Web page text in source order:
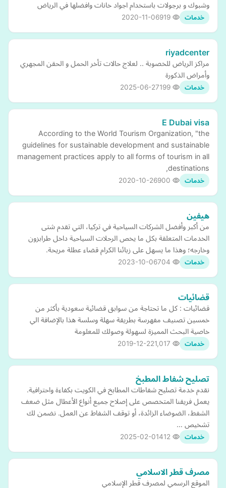
وشبوك و برجولات باستخدام اجواد خانات وافضلها في الرياض
خدمات 2020-11-06
riyadcenter
مراكز الرياض للخصوبة .. لعلاج حالات تأخر الحمل و الحقن المجهري
وأمراض الذكورة
خدمات 2025-06-27
E Dubai visa
According to the World Tourism Organization, "the
guidelines for sustainable development and sustainable
management practices apply to all forms of tourism in all
destinations,
خدمات 2020-10-26
هيفين
من أكبر وأفضل الشركات السياحية في تركيا، التي تقدم شتى
الخدمات المتعلقة بكل ما يخص الرحلات السياحية داخل طرابزون
وخارجه؛ وهذا ما يسهل على زبائنا الكرام قضاء عطلة مريحة.
خدمات 2023-10-06
قضائيات
قضائيات : كل ما تحتاجة من سوابق قضائية سعودية بأكثر من
خمسين تصنيف مفهرسة بطريقة سهلة وسلسة هذا بالإضافة الي
خاصية البحث المميزة لسهولة وصولك للمعلومة
خدمات 2019-12-22
تصليح شفاط المطبخ
نقدم خدمة تصليح شفاطات المطابخ في الكويت بكفاءة واحترافية.
يعمل فريقنا المتخصص على إصلاح جميع أنواع الأعطال مثل ضعف
الشفط، الضوضاء الزائدة، أو توقف الشفاط عن العمل. نضمن لك
تشخيص …
خدمات 2025-02-01
مصرف قطر الاسلامي
الموقع الرسمي لمصرف قطر الإسلامي